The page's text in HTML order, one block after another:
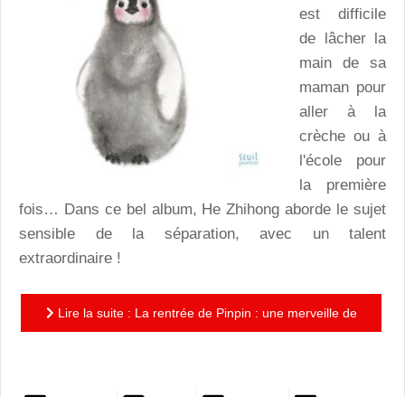
est difficile
de lâcher la
main de sa
maman pour
aller à la
crèche ou à
l'école pour
la première
fois… Dans ce bel album, He Zhihong aborde le sujet
sensible de la séparation, avec un talent
extraordinaire !
Lire la suite : La rentrée de Pinpin : une merveille de